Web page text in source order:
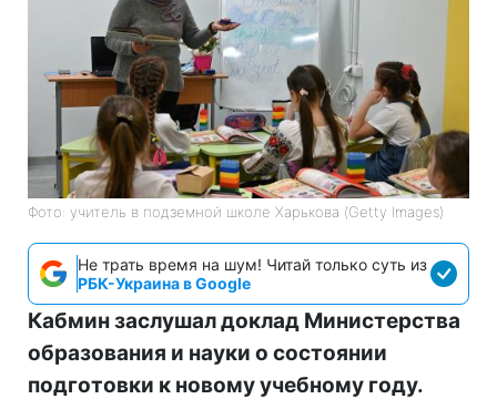
Фото: учитель в подземной школе Харькова (Getty Images)
Не трать время на шум! Читай только суть из
РБК-Украина в Google
Кабмин заслушал доклад Министерства
образования и науки о состоянии
подготовки к новому учебному году.